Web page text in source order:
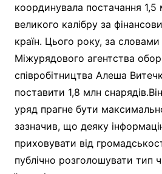
координувала постачання 1,5
великого калібру за
країн. Цього року, за
Міжурядового агентства
співробітництва Алеша
поставити 1,8 млн
уряд прагне бути
зазначив, що деяку
приховувати від
публічно розголошувати тип